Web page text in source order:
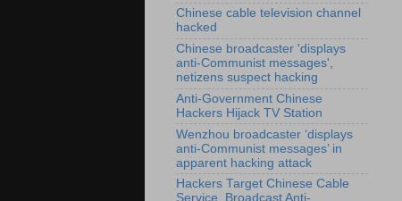
Chinese cable television channel
hacked
Chinese broadcaster 'displays
anti-Communist messages',
netizens suspect hacking
Anti-Government Chinese
Hackers Hijack TV Station
Wenzhou broadcaster ‘displays
anti-Communist messages’ in
apparent hacking attack
Hackers Target Chinese Cable
Service, Broadcast Anti-